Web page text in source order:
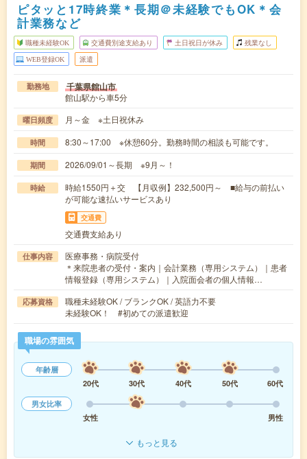
ピタッと17時終業＊長期＠未経験でもOK＊会
計業務など
職種未経験OK 交通費別途支給あり 土日祝日が休み 残業なし
WEB登録OK 派遣
勤務地 千葉県館山市
館山駅から車5分
曜日頻度 月～金 ※土日祝休み
時間 8:30～17:00 ※休憩60分。勤務時間の相談も可能です。
期間 2026/09/01～長期 ※9月～！
時給
時給1550円＋交 【月収例】232,500円～ ■給与の前払い
が可能な速払いサービスあり
交通費
交通費支給あり
仕事内容
医療事務・病院受付
＊来院患者の受付・案内｜会計業務（専用システム）｜患者
情報登録（専用システム）｜入院面会者の個人情報…
応募資格
職種未経験OK / ブランクOK / 英語力不要
未経験OK！ #初めての派遣歓迎
職場の雰囲気
年齢層
20代
30代 40代 50代
60代
男女比率
女性
男性
もっと見る